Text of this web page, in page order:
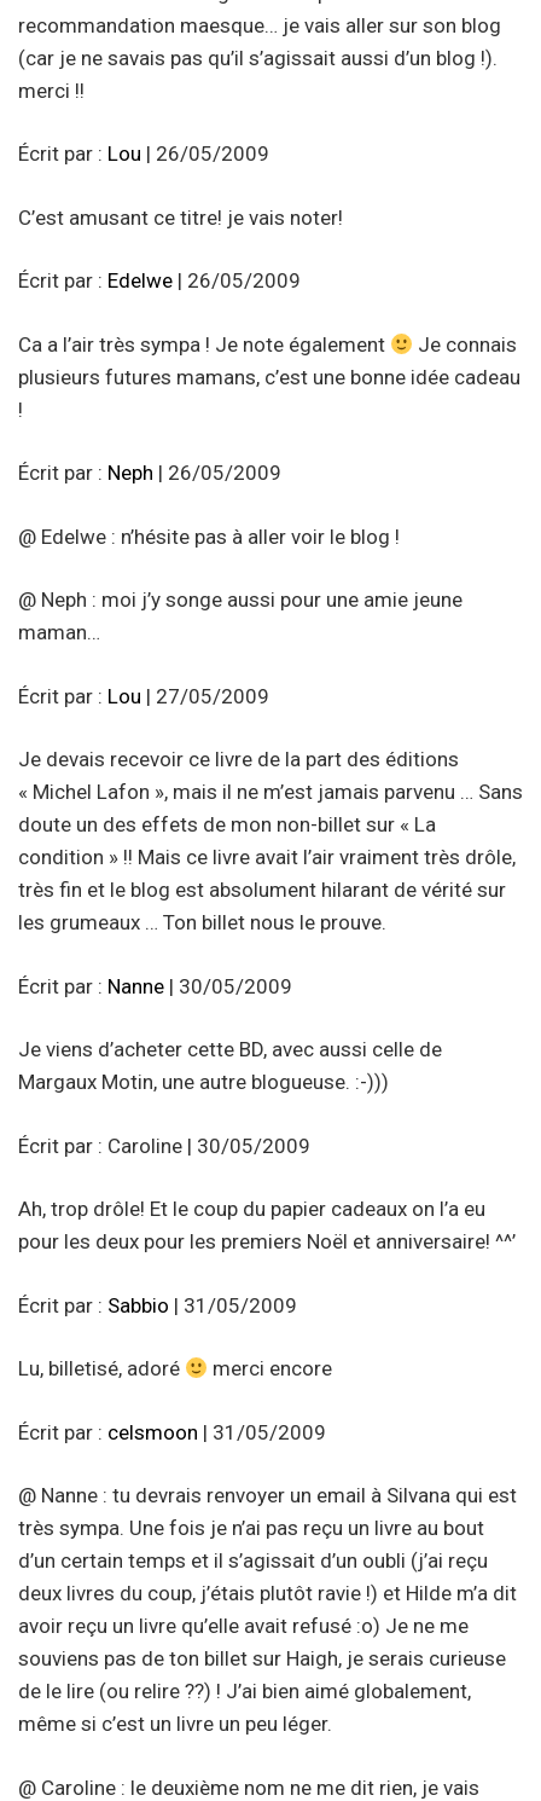
recommandation maesque… je vais aller sur son blog
(car je ne savais pas qu’il s’agissait aussi d’un blog !).
merci !!
Écrit par : Lou | 26/05/2009
C’est amusant ce titre! je vais noter!
Écrit par : Edelwe | 26/05/2009
Ca a l’air très sympa ! Je note également
Je connais
plusieurs futures mamans, c’est une bonne idée cadeau
!
Écrit par : Neph | 26/05/2009
@ Edelwe : n’hésite pas à aller voir le blog !
@ Neph : moi j’y songe aussi pour une amie jeune
maman…
Écrit par : Lou | 27/05/2009
Je devais recevoir ce livre de la part des éditions
« Michel Lafon », mais il ne m’est jamais parvenu … Sans
doute un des effets de mon non-billet sur « La
condition » !! Mais ce livre avait l’air vraiment très drôle,
très fin et le blog est absolument hilarant de vérité sur
les grumeaux … Ton billet nous le prouve.
Écrit par : Nanne | 30/05/2009
Je viens d’acheter cette BD, avec aussi celle de
Margaux Motin, une autre blogueuse. :-)))
Écrit par : Caroline | 30/05/2009
Ah, trop drôle! Et le coup du papier cadeaux on l’a eu
pour les deux pour les premiers Noël et anniversaire! ^^’
Écrit par : Sabbio | 31/05/2009
Lu, billetisé, adoré merci encore
Écrit par : celsmoon | 31/05/2009
@ Nanne : tu devrais renvoyer un email à Silvana qui est
très sympa. Une fois je n’ai pas reçu un livre au bout
d’un certain temps et il s’agissait d’un oubli (j’ai reçu
deux livres du coup, j’étais plutôt ravie !) et Hilde m’a dit
avoir reçu un livre qu’elle avait refusé :o) Je ne me
souviens pas de ton billet sur Haigh, je serais curieuse
de le lire (ou relire ??) ! J’ai bien aimé globalement,
même si c’est un livre un peu léger.
@ Caroline : le deuxième nom ne me dit rien, je vais